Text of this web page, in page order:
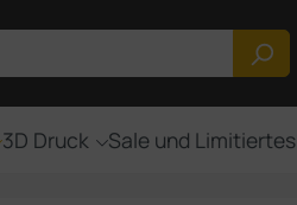
3D Druck Sale und Limitiertes